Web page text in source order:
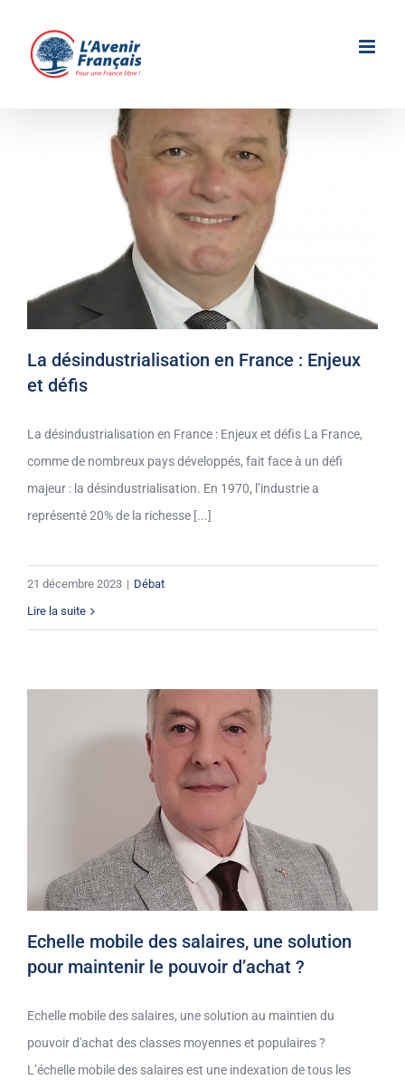
contenu
La désindustrialisation en France : Enjeux
et défis
La désindustrialisation en France : Enjeux et défis La France,
comme de nombreux pays développés, fait face à un défi
majeur : la désindustrialisation. En 1970, l’industrie a
représenté 20% de la richesse [...]
21 décembre 2023 | Débat
Lire la suite
Echelle mobile des salaires, une solution
pour maintenir le pouvoir d’achat ?
Echelle mobile des salaires, une solution au maintien du
pouvoir d'achat des classes moyennes et populaires ?
L’échelle mobile des salaires est une indexation de tous les